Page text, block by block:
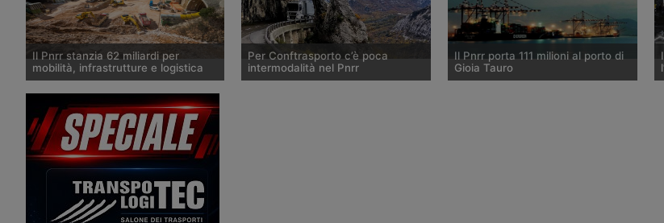
Il Pnrr stanzia 62 miliardi per
mobilità, infrastrutture e logistica
La versione definitiva del Piano
Nazionale di Ripresa e Resilienza
inviata a Bruxelles stanzia 62 miliardi
per il trasporto, le infrastrutture e la
logistica, che saranno gestiti dal
ministero Mims (ex Trasporti). Il 56%
è destinato al Sud.
Per Conftrasporto c’è poca
intermodalità nel Pnrr
Il Pnrr porta 111 milioni al porto di
Gioia Tauro